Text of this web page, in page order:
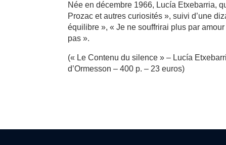
Née en décembre 1966, Lucía Etxebarria,
Prozac et autres curiosités », suivi d’une
équilibre », « Je ne souffrirai plus par
pas ».
(« Le Contenu du silence » – Lucía
d’Ormesson – 400 p. – 23 euros)